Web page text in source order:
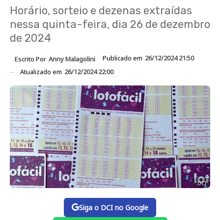
Horário, sorteio e dezenas extraídas
nessa quinta-feira, dia 26 de dezembro
de 2024
Escrito Por Anny Malagolini Publicado em 26/12/2024 21:50
Atualizado em 26/12/2024 22:00
DCI
Siga o DCI no Google